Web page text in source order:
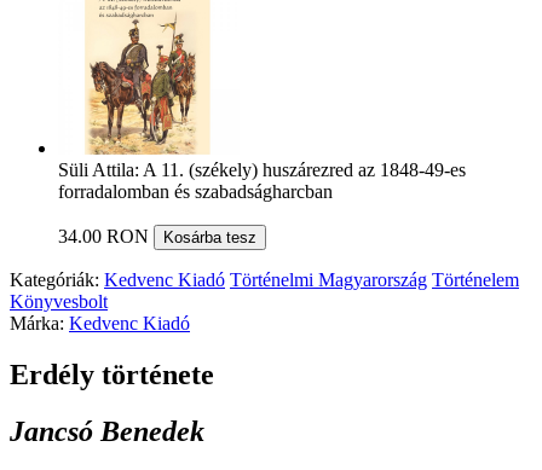
Süli Attila: A 11. (székely) huszárezred az 1848-49-es
forradalomban és szabadságharcban
34.00 RON Kosárba tesz
Kategóriák: Kedvenc Kiadó Történelmi Magyarország Történelem
Könyvesbolt
Márka: Kedvenc Kiadó
Erdély története
Jancsó Benedek